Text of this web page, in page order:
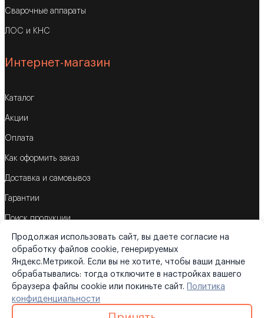
Сварочные аппараты
ЛОС и КНС
Интернет-магазин
Каталог
Акции
Оплата
Как оформить заказ
Доставка и самовывоз
Гарантии
Поиск продукции
Корзина
©2026«Трубометрика»
| Карта сайта
Продолжая использовать сайт, вы даете согласие на
обработку файлов cookie, генерируемых
Яндекс.Метрикой. Если вы не хотите, чтобы ваши данные
обрабатывались: тогда отключите в настройках вашего
браузера файлы cookie или покиньте сайт.
Политика
конфиденциальности